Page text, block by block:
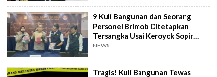
9 Kuli Bangunan dan Seorang
Personel Brimob Ditetapkan
Tersangka Usai Keroyok Sopir
AKAP Hingga Tewas di Jaktim
NEWS
Tragis! Kuli Bangunan Tewas